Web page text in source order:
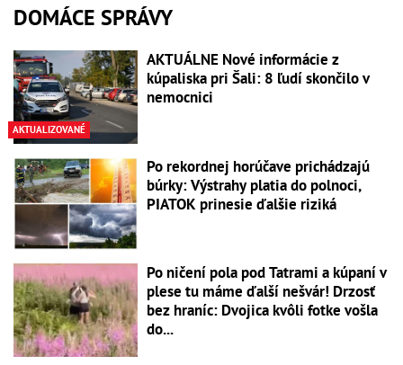
DOMÁCE SPRÁVY
AKTUALIZOVANÉ
AKTUÁLNE Nové informácie z
kúpaliska pri Šali: 8 ľudí skončilo v
nemocnici
Po rekordnej horúčave prichádzajú
búrky: Výstrahy platia do polnoci,
PIATOK prinesie ďalšie riziká
Po ničení pola pod Tatrami a kúpaní v
plese tu máme ďalší nešvár! Drzosť
bez hraníc: Dvojica kvôli fotke vošla
do...